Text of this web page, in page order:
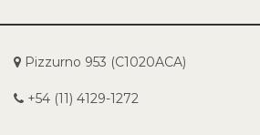
Pizzurno 953 (C1020ACA)
+54 (11) 4129-1272